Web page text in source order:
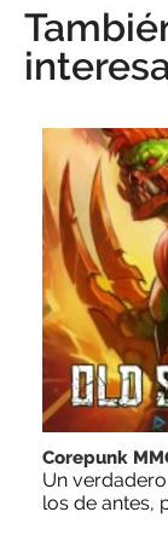
Corepunk
Un verdadero
los de antes,